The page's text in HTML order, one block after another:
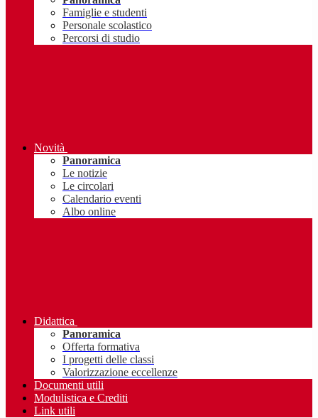
Famiglie e studenti
Personale scolastico
Percorsi di studio
Novità
Panoramica
Le notizie
Le circolari
Calendario eventi
Albo online
Didattica
Panoramica
Offerta formativa
I progetti delle classi
Valorizzazione eccellenze
Documenti utili
Modulistica e Crediti
Link utili